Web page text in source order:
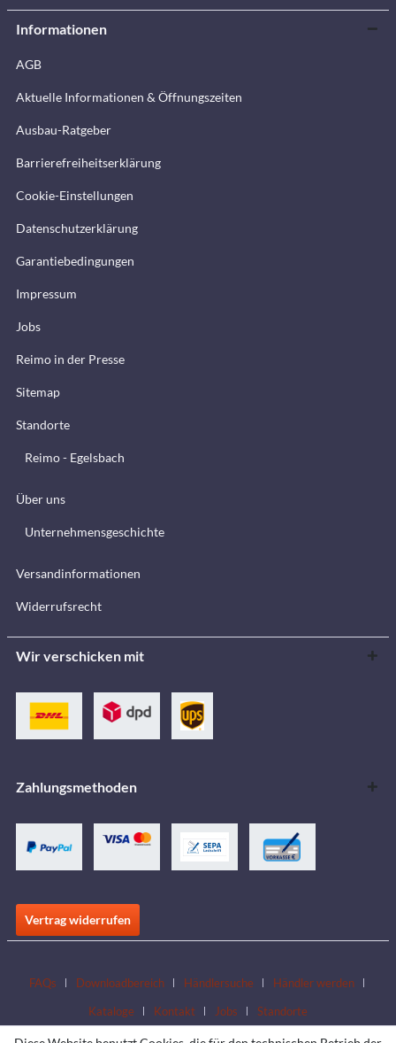
Informationen
AGB
Aktuelle Informationen & Öffnungszeiten
Ausbau-Ratgeber
Barrierefreiheitserklärung
Cookie-Einstellungen
Datenschutzerklärung
Garantiebedingungen
Impressum
Jobs
Reimo in der Presse
Sitemap
Standorte
Reimo - Egelsbach
Über uns
Unternehmensgeschichte
Versandinformationen
Widerrufsrecht
Wir verschicken mit
Zahlungsmethoden
Vertrag widerrufen
FAQs Downloadbereich Händlersuche
Händler werden
Kataloge
Kontakt Jobs Standorte